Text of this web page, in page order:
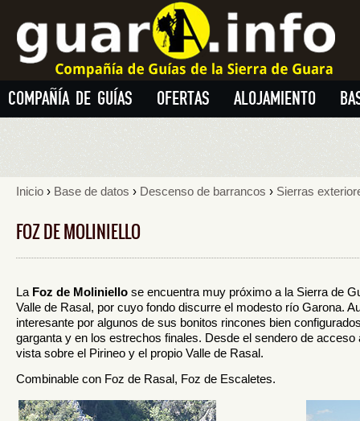
COMPAÑÍA DE GUÍAS OFERTAS ALOJAMIENTO
Inicio › Base de datos › Descenso de barrancos › Sierras
FOZ DE MOLINIELLO
La Foz de Moliniello se encuentra muy próximo a la Sierra de
Valle de Rasal, por cuyo fondo discurre el modesto río Garona.
interesante por algunos de sus bonitos rincones bien
garganta y en los estrechos finales. Desde el sendero de
vista sobre el Pirineo y el propio Valle de Rasal.
Combinable con Foz de Rasal , Foz de Escaletes.